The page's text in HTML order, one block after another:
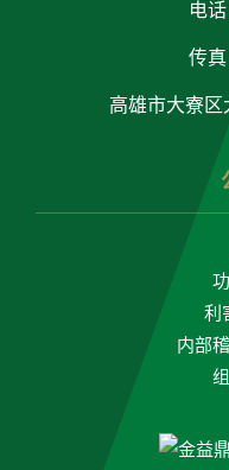
电
传
高雄市大寮
利
内部